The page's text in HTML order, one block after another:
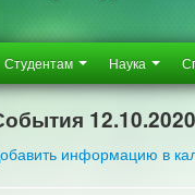
Студентам Наука
12.10.2020
информацию в